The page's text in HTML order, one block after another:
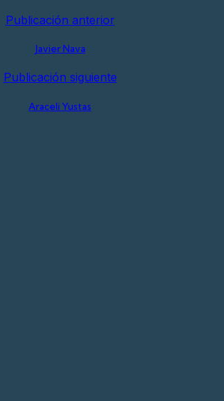
Publicación anterior
Javier Nava
Publicación siguiente
Araceli Yustas